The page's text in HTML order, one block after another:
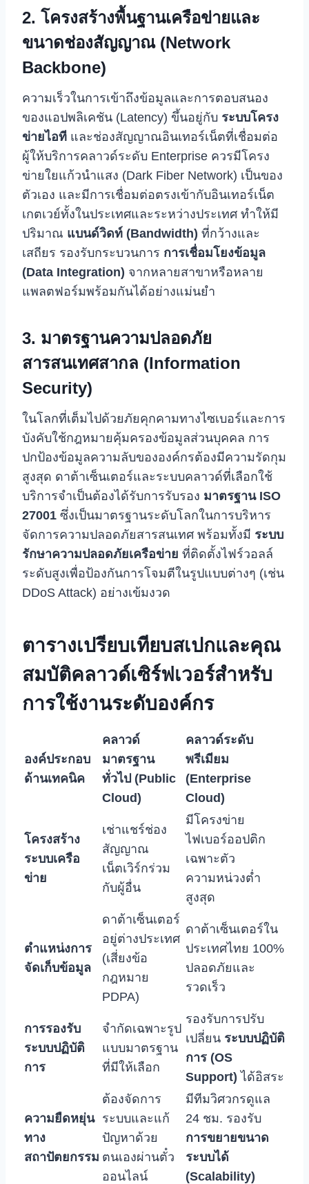
2. โครงสร้างพื้นฐานเครือข่ายและ
ขนาดช่องสัญญาณ (Network
Backbone)
ความเร็วในการเข้าถึงข้อมูลและการตอบสนอง
ของแอปพลิเคชัน (Latency) ขึ้นอยู่กับ ระบบโครง
ข่ายไอที และช่องสัญญาณอินเทอร์เน็ตที่เชื่อมต่อ
ผู้ให้บริการคลาวด์ระดับ Enterprise ควรมีโครง
ข่ายใยแก้วนำแสง (Dark Fiber Network) เป็นของ
ตัวเอง และมีการเชื่อมต่อตรงเข้ากับอินเทอร์เน็ต
เกตเวย์ทั้งในประเทศและระหว่างประเทศ ทำให้มี
ปริมาณ แบนด์วิดท์ (Bandwidth) ที่กว้างและ
เสถียร รองรับกระบวนการ การเชื่อมโยงข้อมูล
(Data Integration) จากหลายสาขาหรือหลาย
แพลตฟอร์มพร้อมกันได้อย่างแม่นยำ
3. มาตรฐานความปลอดภัย
สารสนเทศสากล (Information
Security)
ในโลกที่เต็มไปด้วยภัยคุกคามทางไซเบอร์และการ
บังคับใช้กฎหมายคุ้มครองข้อมูลส่วนบุคคล การ
ปกป้องข้อมูลความลับขององค์กรต้องมีความรัดกุม
สูงสุด ดาต้าเซ็นเตอร์และระบบคลาวด์ที่เลือกใช้
บริการจำเป็นต้องได้รับการรับรอง มาตรฐาน ISO
27001 ซึ่งเป็นมาตรฐานระดับโลกในการบริหาร
จัดการความปลอดภัยสารสนเทศ พร้อมทั้งมี ระบบ
รักษาความปลอดภัยเครือข่าย ที่ติดตั้งไฟร์วอลล์
ระดับสูงเพื่อป้องกันการโจมตีในรูปแบบต่างๆ (เช่น
DDoS Attack) อย่างเข้มงวด
ตารางเปรียบเทียบสเปกและคุณ
สมบัติคลาวด์เซิร์ฟเวอร์สำหรับ
การใช้งานระดับองค์กร
องค์ประกอบ
ด้านเทคนิค
คลาวด์
มาตรฐาน
ทั่วไป (Public
Cloud)
คลาวด์ระดับ
พรีเมียม
(Enterprise
Cloud)
โครงสร้าง
ระบบเครือ
ข่าย
เช่าแชร์ช่อง
สัญญาณ
เน็ตเวิร์กร่วม
กับผู้อื่น
มีโครงข่าย
ไฟเบอร์ออปติก
เฉพาะตัว
ความหน่วงต่ำ
สูงสุด
ตำแหน่งการ
จัดเก็บข้อมูล
ดาต้าเซ็นเตอร์
อยู่ต่างประเทศ
(เสี่ยงข้อ
กฎหมาย
PDPA)
ดาต้าเซ็นเตอร์ใน
ประเทศไทย 100%
ปลอดภัยและ
รวดเร็ว
การรองรับ
ระบบปฏิบัติ
การ
จำกัดเฉพาะรูป
แบบมาตรฐาน
ที่มีให้เลือก
รองรับการปรับ
เปลี่ยน ระบบปฏิบัติ
การ (OS
Support) ได้อิสระ
ความยืดหยุ่น
ทาง
สถาปัตยกรรม
ต้องจัดการ
ระบบและแก้
ปัญหาด้วย
ตนเองผ่านตั๋ว
ออนไลน์
มีทีมวิศวกรดูแล
24 ชม. รองรับ
การขยายขนาด
ระบบได้
(Scalability)